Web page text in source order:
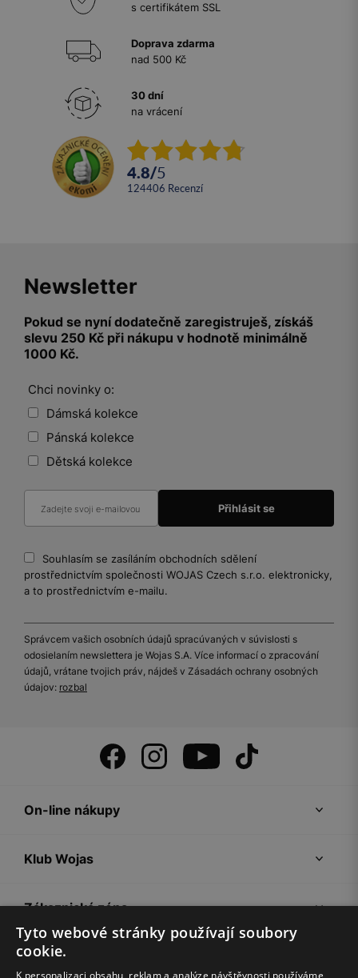
s certifikátem SSL
Doprava zdarma
nad 500 Kč
30 dní
na vrácení
4.8/5
124406 recenzí
Newsletter
Pokud se nyní dodatečně zaregistruješ, získáš
slevu 250 Kč při nákupu v hodnotě minimálně
1000 Kč.
Chci novinky o:
Dámská kolekce
Pánská kolekce
Dětská kolekce
Souhlasím se zasíláním obchodních sdělení
prostřednictvím společnosti WOJAS Czech s.r.o. elektronicky,
a to prostřednictvím e-mailu.
Správcem vašich osobních údajů spracúvaných v súvislosti s
odosielaním newslettera je Wojas S.A. Více informací o zpracování
údajů, vrátane tvojich práv, nájdeš v Zásadách ochrany osobných
údajov: rozbal
On-line nákupy
Klub Wojas
Zákaznická zóna
Společnost Wojas
Tyto webové stránky používají soubory
cookie.
K personalizaci obsahu, reklam a analýze návštěvnosti používáme